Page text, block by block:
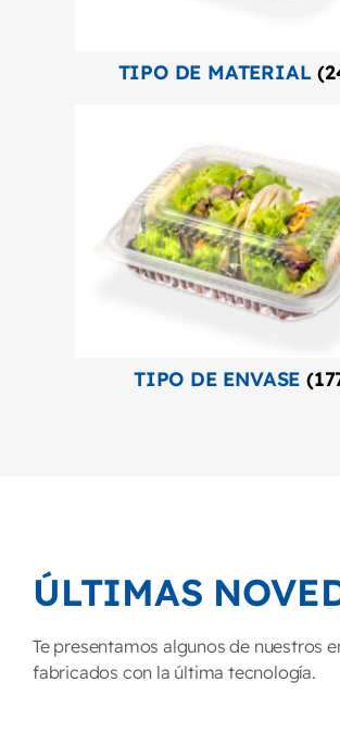
TIPO DE MATERIAL
TIPO DE ENVASE
ÚLTIMAS
Te presentamos algunos de nuestros
fabricados con la última tecnología.